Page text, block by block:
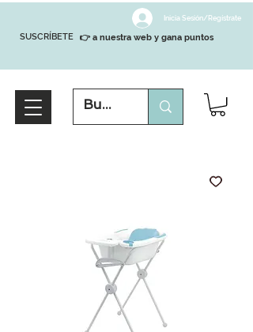
SUSCRÍBETE
Inicia Sesión/Regístrate
👉 a nuestra web y gana puntos